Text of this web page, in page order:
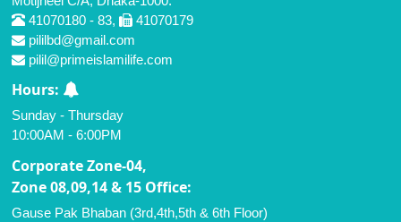
41070180 - 83,
41070179
pililbd@gmail.com
pilil@primeislamilife.com
Hours:
Sunday - Thursday
10:00AM - 6:00PM
Corporate Zone-04,
Zone 08,09,14 & 15 Office:
Gause Pak Bhaban (3rd,4th,5th & 6th Floor)